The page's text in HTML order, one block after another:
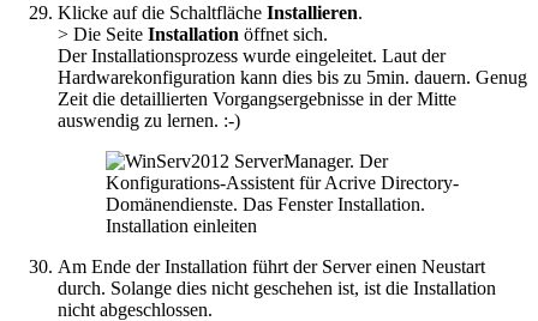
Klicke auf die Schaltfläche Installieren.
> Die Seite Installation öffnet sich.
Der Installationsprozess wurde eingeleitet. Laut der
Hardwarekonfiguration kann dies bis zu 5min. dauern. Genug
Zeit die detaillierten Vorgangsergebnisse in der Mitte
auswendig zu lernen. :-)
Installation einleiten
Am Ende der Installation führt der Server einen Neustart
durch. Solange dies nicht geschehen ist, ist die Installation
nicht abgeschlossen.